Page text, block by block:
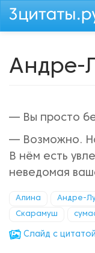
Перейти
Андре-
— Вы просто
— Возможно.
В нём есть
неведомая
Алина Андре-
Скарамуш
Cлайд с цитатой